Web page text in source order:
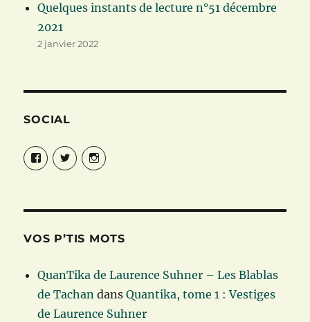
Quelques instants de lecture n°51 décembre
2021
2 janvier 2022
SOCIAL
FacebookTwitterInstagram
VOS P’TIS MOTS
QuanTika de Laurence Suhner – Les Blablas
de Tachan dansQuantika, tome 1 : Vestiges
de Laurence Suhner